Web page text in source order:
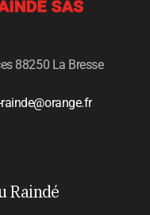
88250 La Bresse
Raindé